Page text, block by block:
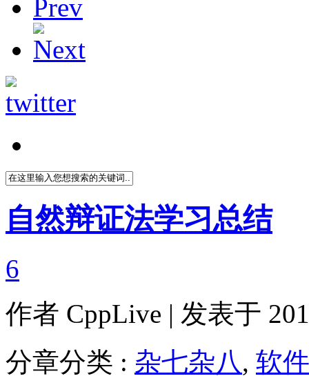
自然辩证法学习总结
6
作者 CppLive | 发表于
分章分类 : 杂七杂八, 软